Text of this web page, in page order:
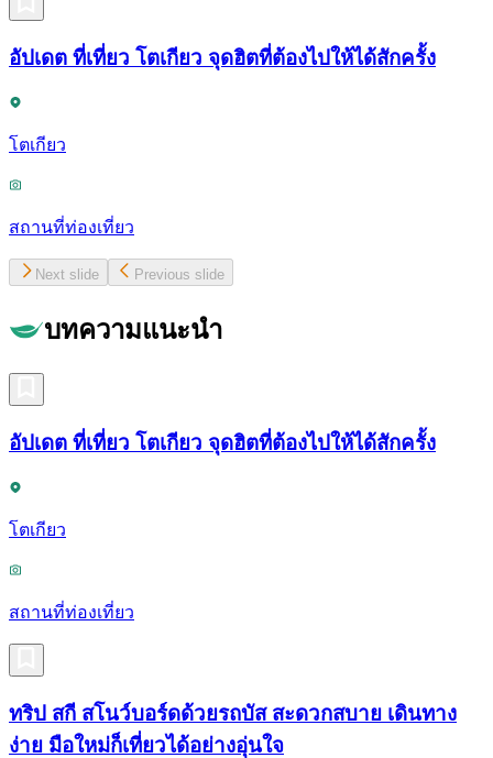
อัปเดต ที่เที่ยว โตเกียว จุดฮิตที่ต้องไปให้ได้สักครั้ง
โตเกียว
สถานที่ท่องเที่ยว
Next slide Previous slide
บทความแนะนำ
อัปเดต ที่เที่ยว โตเกียว จุดฮิตที่ต้องไปให้ได้สักครั้ง
โตเกียว
สถานที่ท่องเที่ยว
ทริป สกี สโนว์บอร์ดด้วยรถบัส สะดวกสบาย เดินทาง
ง่าย มือใหม่ก็เที่ยวได้อย่างอุ่นใจ